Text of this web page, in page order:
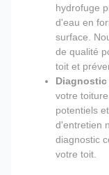
hydrofuge
d'eau en
surface.
de qualité
toit et
votre
potentiels
d'entretien
diagnostic
votre toit.